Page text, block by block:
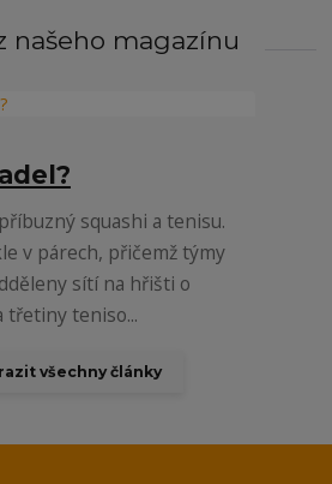
našeho magazínu
squashi a tenisu.
v párech, přičemž týmy
sítí na hřišti o
třetiny teniso...
všechny články